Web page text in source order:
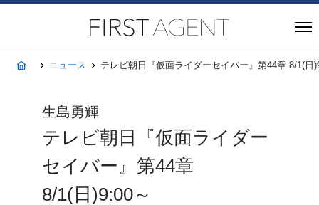
ホームニュース テレビ朝日『仮面ライダーセイバー』第44章 8/1(日
生島勇輝
テレビ朝日『仮面ライダー
セイバー』第44章
8/1(日)9:00～